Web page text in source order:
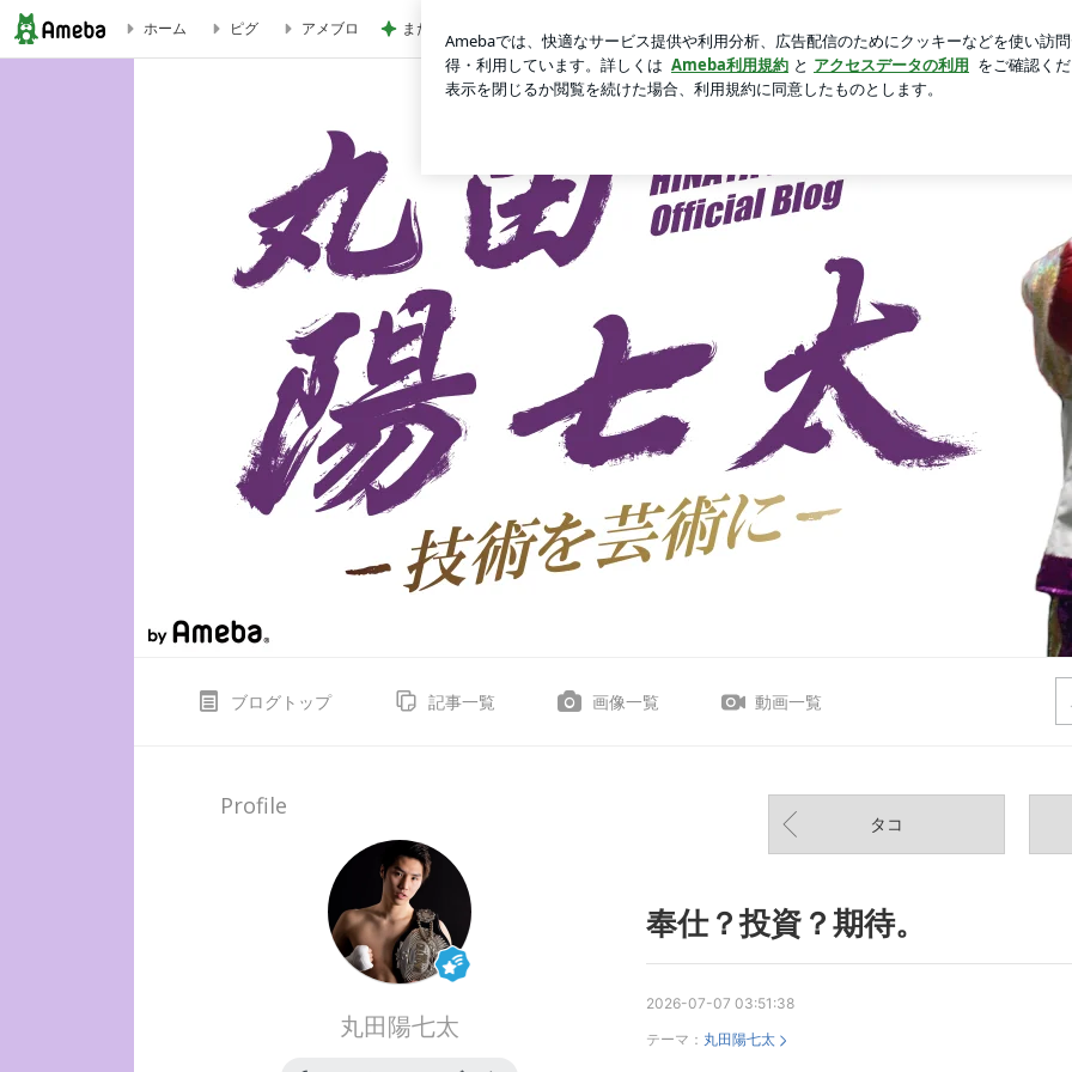
奉仕？投資？期待。 | 丸田陽七太オフィシャルブログ「技術を芸術に」Powered by Ameba
ホーム ピグ アメブロ また一つ増えた夏休みの楽しい思い出 新規登録
ブログトップ 記事一覧 画像一覧 動画一覧
タコ
奉仕？投資？期待。
2026-07-07 03:51:38
テーマ： 丸田陽七太
Profile
丸田陽七太